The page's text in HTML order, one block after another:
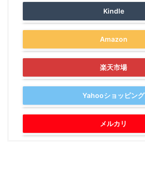
Kindle
Amazon
楽天市場
Yahooショッピング
メルカリ